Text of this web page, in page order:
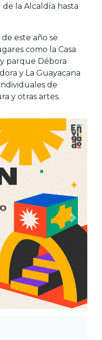
la Alcaldía hasta
este año se
como la Casa
parque Débora
y La Guayacana
de
y otras artes.